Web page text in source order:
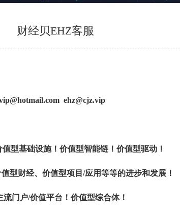
财经贝EHZ客服
ehz@cjz.vip
型基础设施！价值型智能链！价值型驱动！
型财经、价值型项目/应用等等的进步和发展！
门户/价值平台！价值型综合体！